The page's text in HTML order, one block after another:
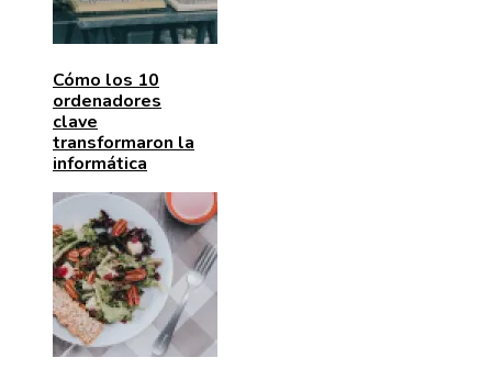
Cómo los 10
ordenadores
clave
transformaron la
informática